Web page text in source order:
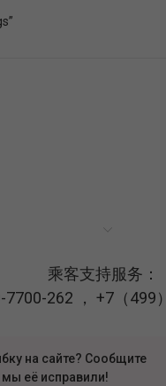
乘客支持服务：
7700-262 ， +7（499
на сайте? Сообщите
её исправили!